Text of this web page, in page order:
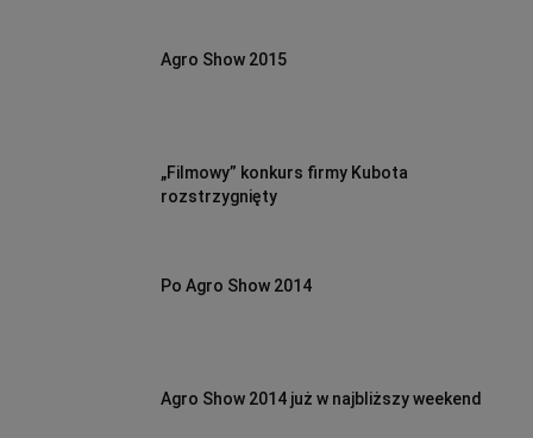
Agro Show 2015
„Filmowy” konkurs firmy Kubota
rozstrzygnięty
Po Agro Show 2014
Agro Show 2014 już w najbliższy weekend